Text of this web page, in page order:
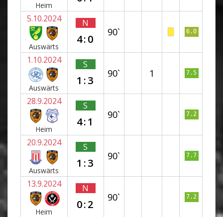
Heim
5.10.2024
Auswärts
N
4:0
90` 6.0
1.10.2024
Auswärts
S
1:3
90` 1 7.5
28.9.2024
Heim
S
4:1
90` 7.2
20.9.2024
Auswärts
S
1:3
90` 7.7
13.9.2024
Heim
N
0:2
90` 7.2